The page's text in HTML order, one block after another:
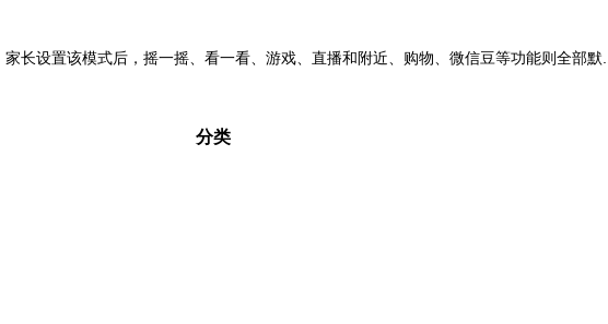
长设置该模式后，摇一摇、看一看、游戏、直播和附近、购物、微信豆等功能则全部默...
分类